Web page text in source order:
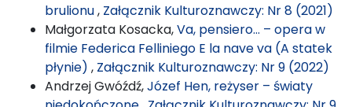
brulionu, Załącznik Kulturoznawczy: Nr 8 (2021)
Małgorzata Kosacka,Va, pensiero… – opera w
filmie Federica Felliniego E la nave va (A statek
płynie) , Załącznik Kulturoznawczy: Nr 9 (2022)
Andrzej Gwóźdź,Józef Hen, reżyser – światy